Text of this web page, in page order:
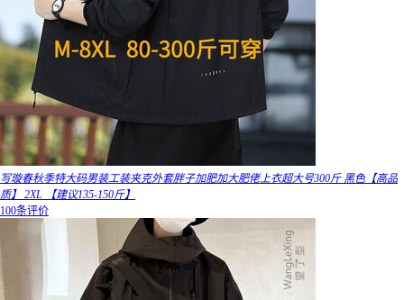
写璇春秋季特大码男装工装夹克外套胖子加肥加大肥佬上衣超大号300斤 黑色【高品
质】 2XL 【建议135-150斤】
100条评价